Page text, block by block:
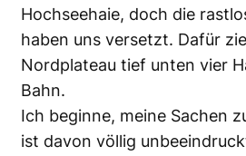
Hochseehaie, doch die
haben uns versetzt. Dafür
Nordplateau tief unten vier
Bahn.
Ich beginne, meine Sachen
ist davon völlig